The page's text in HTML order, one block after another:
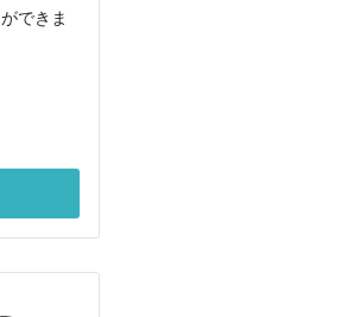
できま